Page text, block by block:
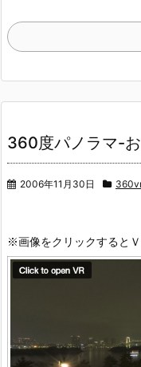
360度パノラマ-お
2006年11月30日